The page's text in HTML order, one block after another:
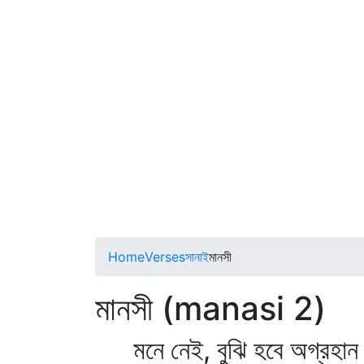
HomeVersesসানাইমানসী
মানসী (manasi 2)
মনে নেই, বুঝি হবে অগ্রহান